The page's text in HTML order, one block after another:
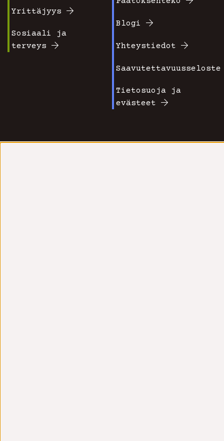
1
Yrittäjyys
Sosiaali ja
terveys
2
Blogi
Yhteystiedot
Saavutettavuusseloste
Tietosuoja ja
evästeet